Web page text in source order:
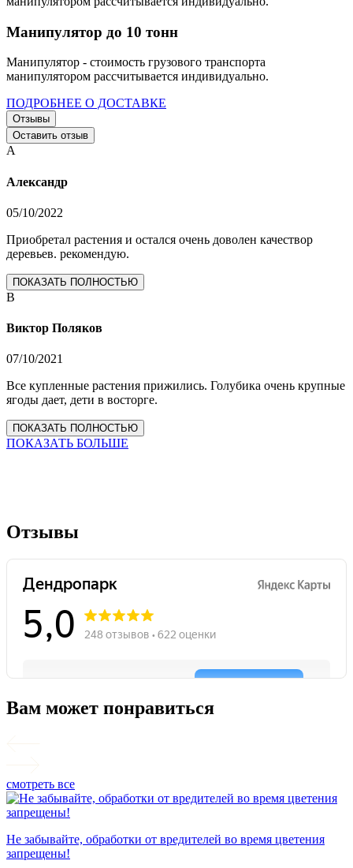
Манипулятор до 10 тонн
Манипулятор - стоимость грузового транспорта
манипулятором рассчитывается индивидуально.
ПОДРОБНЕЕ О ДОСТАВКЕ
Отзывы
Оставить отзыв
А
Александр
05/10/2022
Приобретал растения и остался очень доволен качествор
деревьев. рекомендую.
ПОКАЗАТЬ ПОЛНОСТЬЮ
В
Виктор Поляков
07/10/2021
Все купленные растения прижились. Голубика очень крупные
ягоды дает, дети в восторге.
ПОКАЗАТЬ ПОЛНОСТЬЮ
ПОКАЗАТЬ БОЛЬШЕ
Отзывы
Вам может понравиться
смотреть все
Не забывайте, обработки от вредителей во время цветения
запрещены!